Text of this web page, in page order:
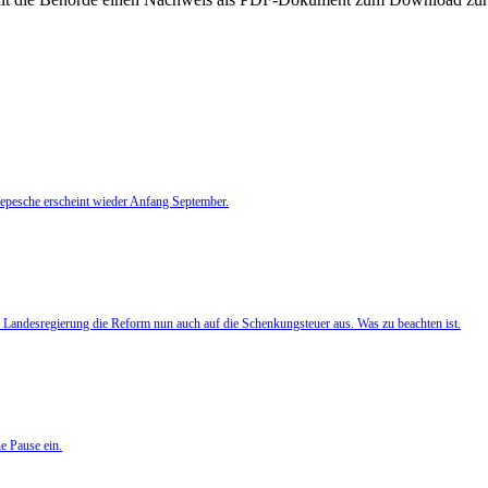
erscheint wieder Anfang September.
die Reform nun auch auf die Schenkungsteuer aus. Was zu beachten ist.
Pause ein.